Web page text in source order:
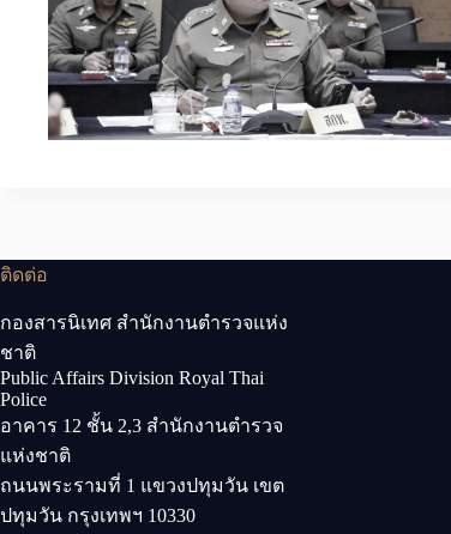
ติดต่อ
กองสารนิเทศ สำนักงานตำรวจแห่ง
ชาติ
Public Affairs Division Royal Thai
Police
อาคาร 12 ชั้น 2,3 สำนักงานตำรวจ
แห่งชาติ
ถนนพระรามที่ 1 แขวงปทุมวัน เขต
ปทุมวัน กรุงเทพฯ 10330